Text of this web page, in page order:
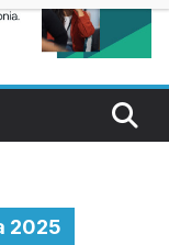
2025